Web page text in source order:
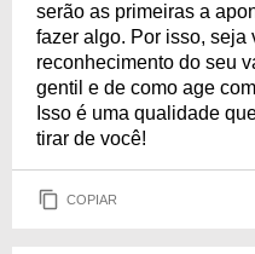
serão as primeiras a
fazer algo. Por isso,
reconhecimento do seu
gentil e de como age
Isso é uma qualidade
tirar de você!
COPIAR